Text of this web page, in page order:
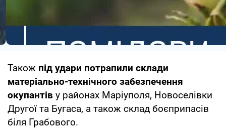
Також під удари потрапили склади
матеріально-технічного забезпечення
окупантів у районах Маріуполя, Новоселівки
Другої та Бугаса, а також склад боєприпасів
біля Грабового.